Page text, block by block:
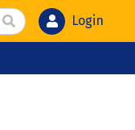
Login